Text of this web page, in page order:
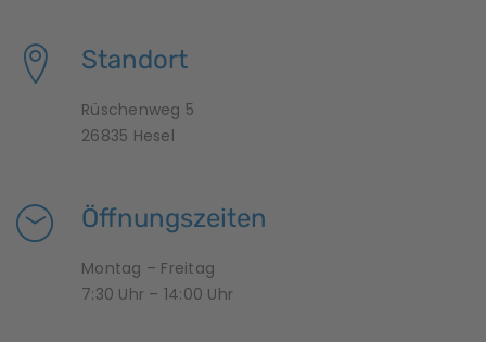
Standort
Rüschenweg 5
26835 Hesel
Öffnungszeiten
Montag – Freitag
7:30 Uhr – 14:00 Uhr